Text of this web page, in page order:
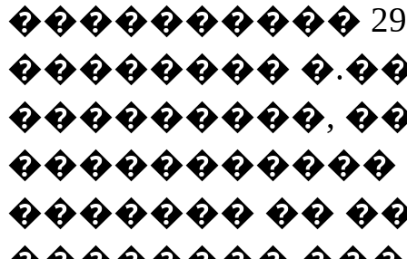
����������
��������
���������,
������� ��